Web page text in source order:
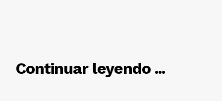
Continuar leyendo ...
RELACIONADO